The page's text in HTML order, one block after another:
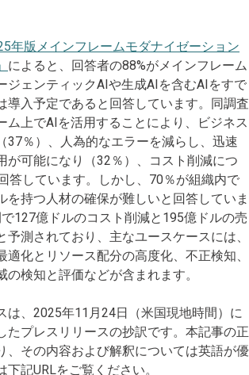
年版メインフレームモダナイゼーション
によると、回答者の88%がメインフレーム
ジェンティックAIや生成AIを含むAIをすで
導入予定であると回答しています。同調査
ム上でAIを活用することにより、ビジネス
37％）、人為的なエラーを減らし、迅速
が可能になり（32％）、コスト削減につ
答しています。しかし、70％が組織内で
を持つ人材の確保が難しいと回答していま
127億ドルのコスト削減と195億ドルの売
予測されており、主なユースケースには、
適化とリソース配分の高度化、不正検知、
の検知と評価などが含まれます。
は、2025年11月24日（米国現地時間）に
たプレスリリースの抄訳です。本記事の正
、その内容および解釈については英語が優
下記URLをご覧ください。